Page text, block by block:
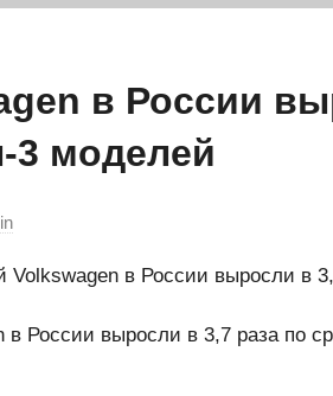
в России
3 моделей
Volkswagen в России выросли в
в России выросли в 3,7 раза по